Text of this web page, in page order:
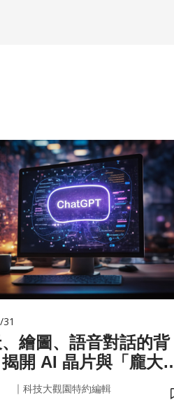
繪圖、語音對話的背
開 AI 晶片與「龐大
真面目
｜ 科技大觀園特約編輯